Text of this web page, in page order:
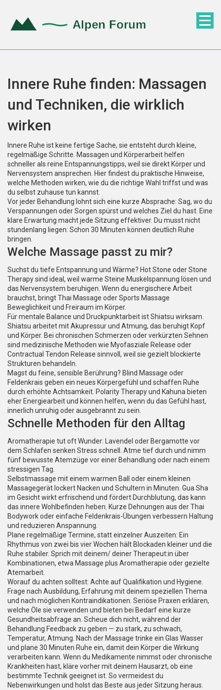
Innere Ruhe finden: Massagen
und Techniken, die wirklich
wirken
Innere Ruhe ist keine fertige Sache, sie entsteht durch kleine,
regelmäßige Schritte. Massagen und Körperarbeit helfen
schneller als reine Entspannungstipps, weil sie direkt Körper und
Nervensystem ansprechen. Hier findest du praktische Hinweise,
welche Methoden wirken, wie du die richtige Wahl triffst und was
du selbst zuhause tun kannst.
Vor jeder Behandlung lohnt sich eine kurze Absprache: Sag, wo du
Verspannungen oder Sorgen spürst und welches Ziel du hast. Eine
klare Erwartung macht jede Sitzung effektiver. Du musst nicht
stundenlang liegen: Schon 30 Minuten können deutlich Ruhe
bringen.
Welche Massage passt zu mir?
Suchst du tiefe Entspannung und Wärme? Hot Stone oder Stone
Therapy sind ideal, weil warme Steine Muskelspannung lösen und
das Nervensystem beruhigen. Wenn du energischere Arbeit
brauchst, bringt Thai Massage oder Sports Massage
Beweglichkeit und Freiraum im Körper.
Für mentale Balance und Druckpunktarbeit ist Shiatsu wirksam.
Shiatsu arbeitet mit Akupressur und Atmung, das beruhigt Kopf
und Körper. Bei chronischen Schmerzen oder verkürzten Sehnen
sind medizinische Methoden wie Myofasziale Release oder
Contractual Tendon Release sinnvoll, weil sie gezielt blockierte
Strukturen behandeln.
Magst du feine, sensible Berührung? Blind Massage oder
Feldenkrais geben ein neues Körpergefühl und schaffen Ruhe
durch erhöhte Achtsamkeit. Polarity Therapy und Kahuna bieten
eher Energiearbeit und können helfen, wenn du das Gefühl hast,
innerlich unruhig oder ausgebrannt zu sein.
Schnelle Methoden für den Alltag
Aromatherapie tut oft Wunder: Lavendel oder Bergamotte vor
dem Schlafen senken Stress schnell. Atme tief durch und nimm
fünf bewusste Atemzüge vor einer Behandlung oder nach einem
stressigen Tag.
Selbstmassage mit einem warmen Ball oder einem kleinen
Massagegerät lockert Nacken und Schultern in Minuten. Gua Sha
im Gesicht wirkt erfrischend und fördert Durchblutung, das kann
das innere Wohlbefinden heben. Kurze Dehnungen aus der Thai
Bodywork oder einfache Feldenkrais-Übungen verbessern Haltung
und reduzieren Anspannung.
Plane regelmäßige Termine, statt einzelner Auszeiten: Ein
Rhythmus von zwei bis vier Wochen hält Blockaden kleiner und die
Ruhe stabiler. Sprich mit deinem/ deiner Therapeut:in über
Kombinationen, etwa Massage plus Aromatherapie oder gezielte
Atemarbeit.
Worauf du achten solltest: Achte auf Qualifikation und Hygiene.
Frage nach Ausbildung, Erfahrung mit deinem speziellen Thema
und nach möglichen Kontraindikationen. Seriöse Praxen erklären,
welche Öle sie verwenden und bieten bei Bedarf eine kurze
Gesundheitsabfrage an. Scheue dich nicht, während der
Behandlung Feedback zu geben — zu stark, zu schwach,
Temperatur, Atmung. Nach der Massage trinke ein Glas Wasser
und plane 30 Minuten Ruhe ein, damit dein Körper die Wirkung
verarbeiten kann. Wenn du Medikamente nimmst oder chronische
Krankheiten hast, kläre vorher mit deinem Hausarzt, ob eine
bestimmte Technik geeignet ist. So vermeidest du
Nebenwirkungen und holst das Beste aus jeder Sitzung heraus.